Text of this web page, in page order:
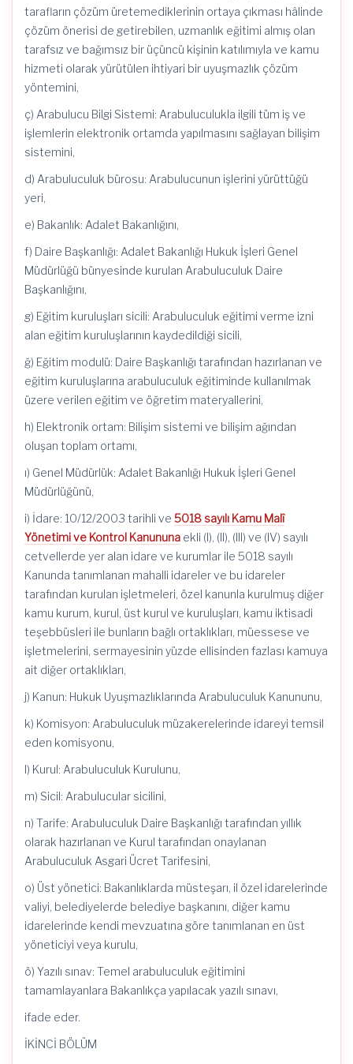
tarafların çözüm üretemediklerinin ortaya çıkması hâlinde
çözüm önerisi de getirebilen, uzmanlık eğitimi almış olan
tarafsız ve bağımsız bir üçüncü kişinin katılımıyla ve kamu
hizmeti olarak yürütülen ihtiyari bir uyuşmazlık çözüm
yöntemini,
ç) Arabulucu Bilgi Sistemi: Arabuluculukla ilgili tüm iş ve
işlemlerin elektronik ortamda yapılmasını sağlayan bilişim
sistemini,
d) Arabuluculuk bürosu: Arabulucunun işlerini yürüttüğü
yeri,
e) Bakanlık: Adalet Bakanlığını,
f) Daire Başkanlığı: Adalet Bakanlığı Hukuk İşleri Genel
Müdürlüğü bünyesinde kurulan Arabuluculuk Daire
Başkanlığını,
g) Eğitim kuruluşları sicili: Arabuluculuk eğitimi verme izni
alan eğitim kuruluşlarının kaydedildiği sicili,
ğ) Eğitim modulü: Daire Başkanlığı tarafından hazırlanan ve
eğitim kuruluşlarına arabuluculuk eğitiminde kullanılmak
üzere verilen eğitim ve öğretim materyallerini,
h) Elektronik ortam: Bilişim sistemi ve bilişim ağından
oluşan toplam ortamı,
ı) Genel Müdürlük: Adalet Bakanlığı Hukuk İşleri Genel
Müdürlüğünü,
i) İdare: 10/12/2003 tarihli ve 5018 sayılı Kamu Malî
Yönetimi ve Kontrol Kanununa ekli (I), (II), (III) ve (IV) sayılı
cetvellerde yer alan idare ve kurumlar ile 5018 sayılı
Kanunda tanımlanan mahalli idareler ve bu idareler
tarafından kurulan işletmeleri, özel kanunla kurulmuş diğer
kamu kurum, kurul, üst kurul ve kuruluşları, kamu iktisadi
teşebbüsleri ile bunların bağlı ortaklıkları, müessese ve
işletmelerini, sermayesinin yüzde ellisinden fazlası kamuya
ait diğer ortaklıkları,
j) Kanun: Hukuk Uyuşmazlıklarında Arabuluculuk Kanununu,
k) Komisyon: Arabuluculuk müzakerelerinde idareyi temsil
eden komisyonu,
l) Kurul: Arabuluculuk Kurulunu,
m) Sicil: Arabulucular sicilini,
n) Tarife: Arabuluculuk Daire Başkanlığı tarafından yıllık
olarak hazırlanan ve Kurul tarafından onaylanan
Arabuluculuk Asgari Ücret Tarifesini,
o) Üst yönetici: Bakanlıklarda müsteşarı, il özel idarelerinde
valiyi, belediyelerde belediye başkanını, diğer kamu
idarelerinde kendi mevzuatına göre tanımlanan en üst
yöneticiyi veya kurulu,
ö) Yazılı sınav: Temel arabuluculuk eğitimini
tamamlayanlara Bakanlıkça yapılacak yazılı sınavı,
ifade eder.
İKİNCİ BÖLÜM